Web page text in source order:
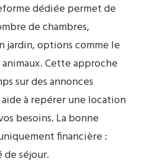
dédiée permet de
de chambres,
jardin, options comme le
Cette approche
sur des annonces
à repérer une location
besoins. La bonne
financière :
séjour.